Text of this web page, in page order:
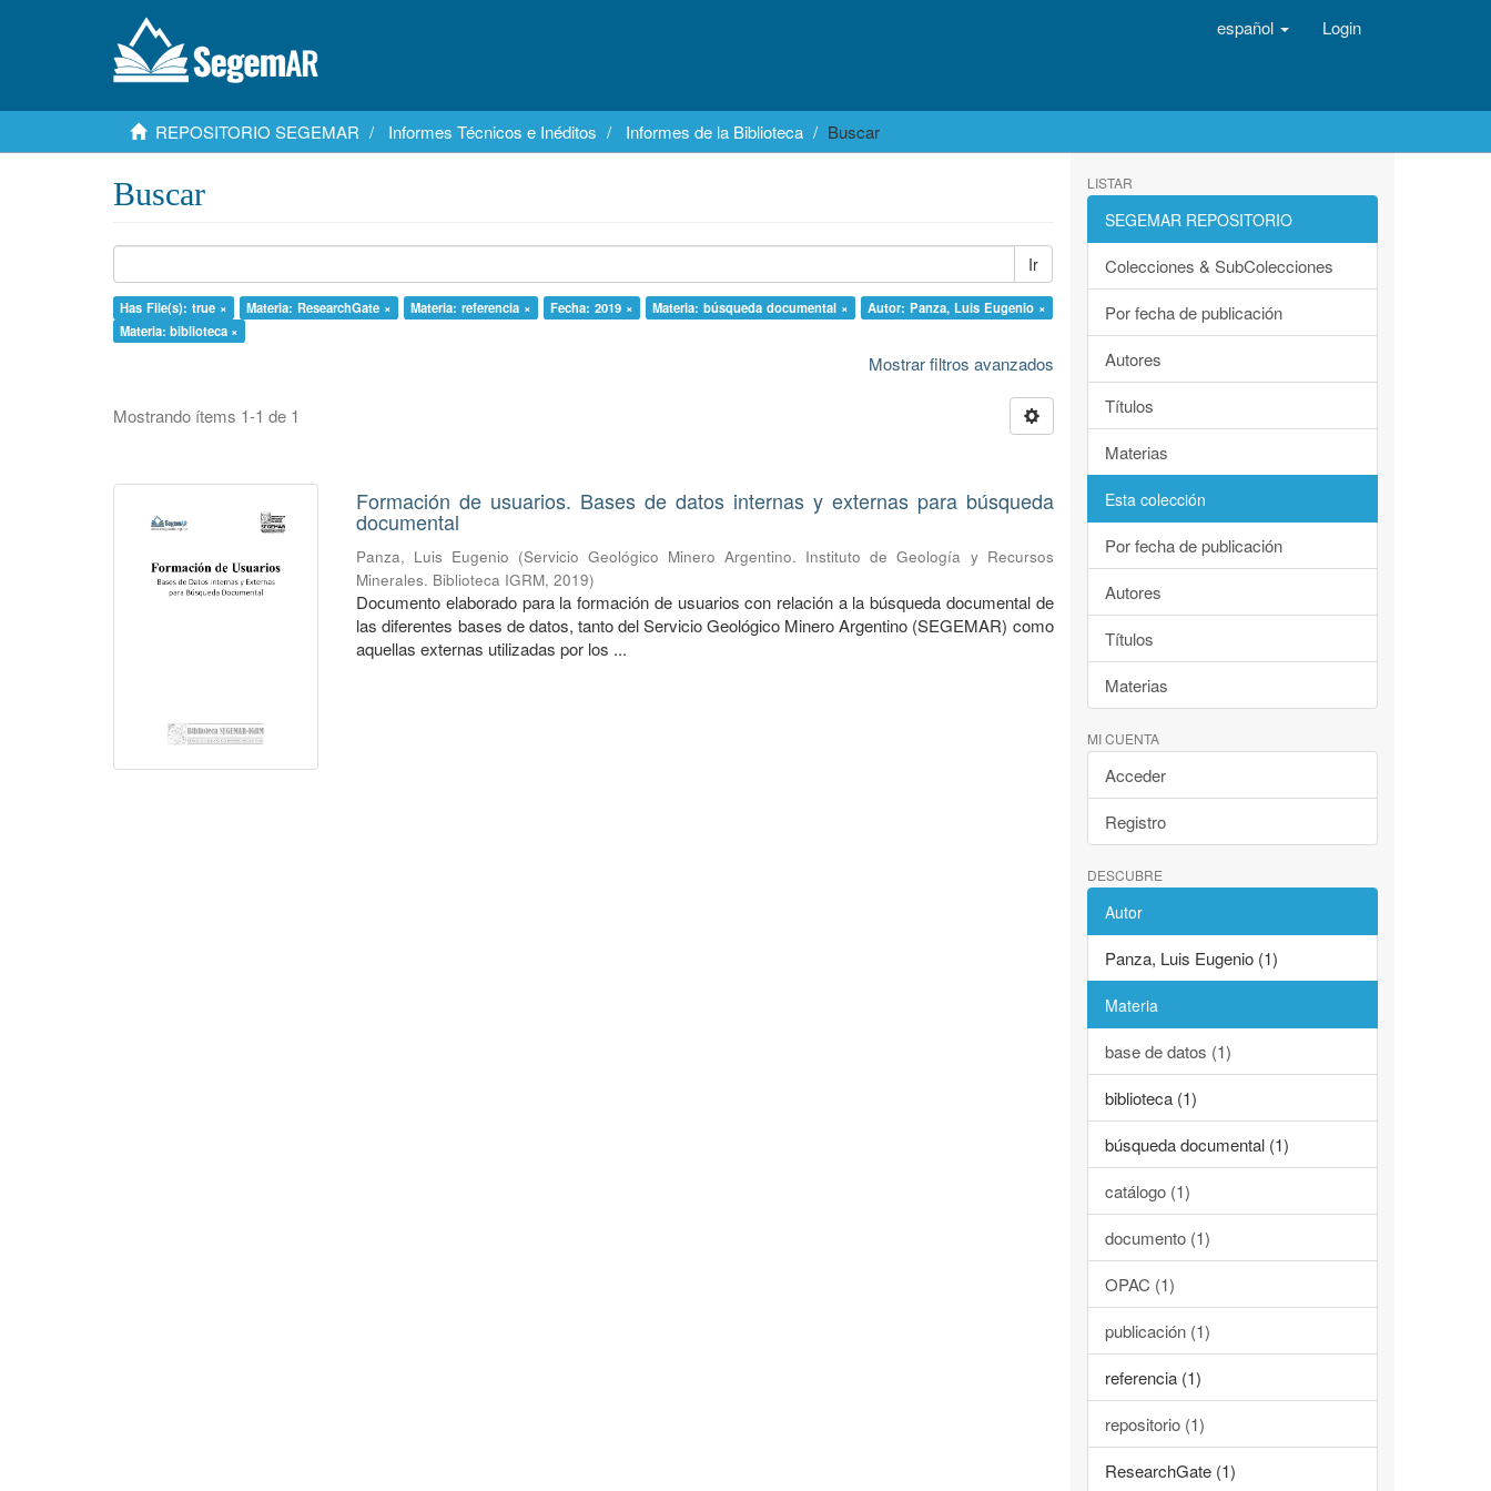
español Login
REPOSITORIO SEGEMAR Informes Técnicos e Inéditos Informes de la Biblioteca Buscar
Buscar
Ir
Has File(s): true × Materia: ResearchGate × Materia: referencia × Fecha: 2019 × Materia: búsqueda documental ×
Autor: Panza, Luis Eugenio ×
Materia: biblioteca ×
Mostrar filtros avanzados
Mostrando ítems 1-1 de 1
Formación de usuarios. Bases de datos internas y externas para búsqueda
documental
Panza, Luis Eugenio (Servicio Geológico Minero Argentino. Instituto de Geología y Recursos
Minerales. Biblioteca IGRM,2019)
Documento elaborado para la formación de usuarios con relación a la búsqueda documental de
las diferentes bases de datos, tanto del Servicio Geológico Minero Argentino (SEGEMAR) como
aquellas externas utilizadas por los ...
LISTAR
SEGEMAR REPOSITORIO
Colecciones & SubColecciones
Por fecha de publicación
Autores
Títulos
Materias
Esta colección
Por fecha de publicación
Autores
Títulos
Materias
MI CUENTA
Acceder
Registro
DESCUBRE
Autor
Panza, Luis Eugenio (1)
Materia
base de datos (1)
biblioteca (1)
búsqueda documental (1)
catálogo (1)
documento (1)
OPAC (1)
publicación (1)
referencia (1)
repositorio (1)
ResearchGate (1)